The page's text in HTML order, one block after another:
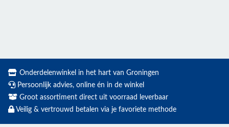
Onderdelenwinkel in het hart van Groningen
Persoonlijk advies, online én in de winkel
Groot assortiment direct uit voorraad leverbaar
Veilig & vertrouwd betalen via je favoriete methode